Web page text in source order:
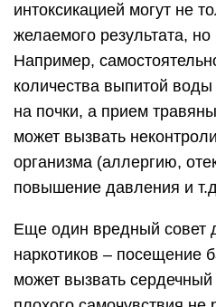
интоксикацией могут не
желаемого результата,
Например,
количества выпитой воды
на почки, а прием
может вызвать
организма (аллергию,
повышение давления и
Еще один вредный совет
наркотиков – посещение
может вызвать